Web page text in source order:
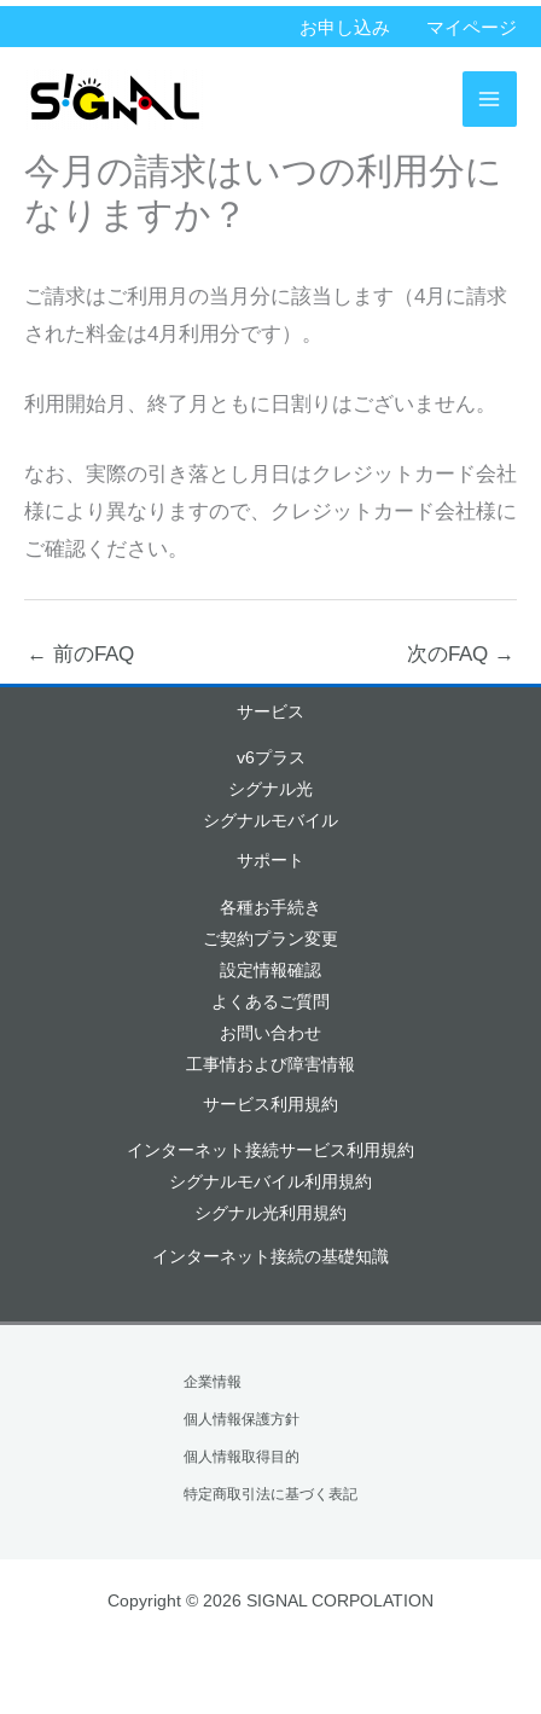
容
お申し込み マイページ
今月の請求はいつの利用分に
なりますか？
ご請求はご利用月の当月分に該当します（4月に請求
された料金は4月利用分です）。
利用開始月、終了月ともに日割りはございません。
なお、実際の引き落とし月日はクレジットカード会社
様により異なりますので、クレジットカード会社様に
ご確認ください。
← 前のFAQ 次のFAQ →
サービス
v6プラス
シグナル光
シグナルモバイル
サポート
各種お手続き
ご契約プラン変更
設定情報確認
よくあるご質問
お問い合わせ
工事情および障害情報
サービス利用規約
インターネット接続サービス利用規約
シグナルモバイル利用規約
シグナル光利用規約
インターネット接続の基礎知識
企業情報
個人情報保護方針
個人情報取得目的
特定商取引法に基づく表記
Copyright © 2026 SIGNAL CORPOLATION